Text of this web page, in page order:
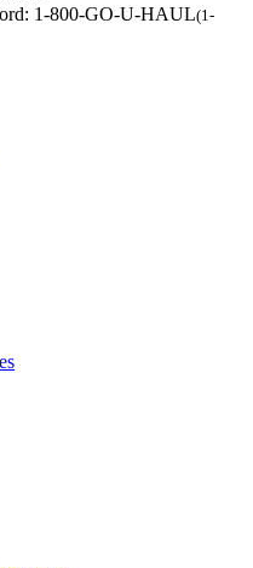
1-800-GO-U-HAUL(1-